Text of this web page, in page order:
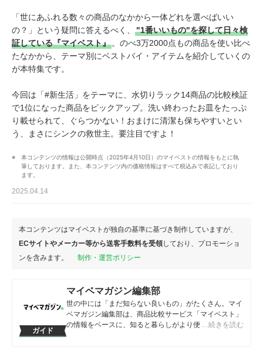
「世にあふれる数々の商品のなかから一体どれを選べばいい
の？」という疑問に答えるべく、
"1番いいもの"を探して日々検
証している『マイベスト』。のべ3万2000点もの商品を使い比べ
たなかから、テーマ別にベストバイ・アイテムを紹介していくの
が本特集です。
今回は「#新生活」をテーマに、水切りラック14商品の比較検証
で1位になった商品をピックアップ。洗い終わったお皿をたっぷ
り載せられて、ぐらつかない！おまけに清潔も保ちやすいとい
う、まさにシンクの救世主。要注目ですよ！
本コンテンツの情報は公開時点（2025年4月10日）のマイベストの情報をもとに執
筆しております。また、本コンテンツ内の価格情報はすべて税込みで表記しており
ます。
2025.04.14
本コンテンツはマイベストが独自の基準に基づき制作していますが、
ECサイトやメーカー等から送客手数料を受領しており、プロモーショ
ンを含みます。
制作・運営ポリシー
ガイド
マイベマガジン編集部
世の中には「まだ知らない良いもの」がたくさん。マイ
ベマガジン編集部は、商品比較サービス「マイベスト」
の情報をベースに、知ると暮らしがより便利になるアイ
…続きを読む